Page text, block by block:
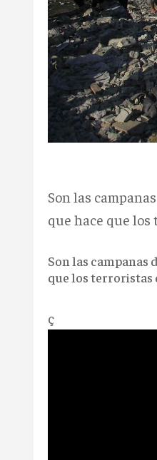
Son las
que hace que
Son las campanas
que los terroristas
ç